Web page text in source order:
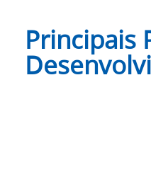
Principais